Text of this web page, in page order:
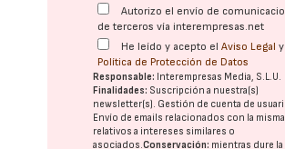
Autorizo el envío de
de terceros vía interempresas.net
He leído y acepto elAviso Legal
Política de Protección de Datos
Responsable: Interempresas Media, S.L.U.
Finalidades: Suscripción a nuestra(s)
newsletter(s). Gestión de cuenta de
Envío de emails relacionados con la
relativos a intereses similares o
asociados.Conservación: mientras dure la